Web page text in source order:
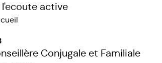
active
Conjugale et Familiale